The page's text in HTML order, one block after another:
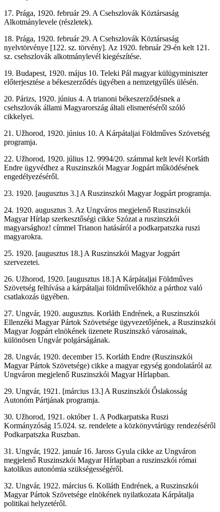
17. Prága, 1920. február 29. A Csehszlovák Köztársaság
Alkotmánylevele (részletek).
18. Prága, 1920. február 29. A Csehszlovák Köztársaság
nyelvtörvénye [122. sz. törvény]. Az 1920. február 29-én kelt 121.
sz. csehszlovák alkotmánylevél kiegészítése.
19. Budapest, 1920. május 10. Teleki Pál magyar külügyminiszter
előterjesztése a békeszerződés ügyében a nemzetgyűlés ülésén.
20. Párizs, 1920. június 4. A trianoni békeszerződésnek a
csehszlovák állami Magyarország általi elismeréséről szóló
cikkelyei.
21. Užhorod, 1920. június 10. A Kárpátaljai Földműves Szövetség
programja.
22. Užhorod, 1920. július 12. 9994/20. számmal kelt levél Korláth
Endre ügyvédhez a Ruszinszkói Magyar Jogpárt működésének
engedélyezéséről.
23. 1920. [augusztus 3.] A Ruszinszkói Magyar Jogpárt programja.
24. 1920. augusztus 3. Az Ungváros megjelenő Ruszinszkói
Magyar Hírlap szerkesztőségi cikke Szózat a ruszinszkói
magyarsághoz! címmel Trianon hatásáról a podkarpatszka ruszi
magyarokra.
25. 1920. [augusztus 18.] A Ruszinszkói Magyar Jogpárt
szervezetei.
26. Užhorod, 1920. [augusztus 18.] A Kárpátaljai Földműves
Szövetség felhívása a kárpátaljai földművelőkhöz a párthoz való
csatlakozás ügyében.
27. Ungvár, 1920. augusztus. Korláth Endrének, a Ruszinszkói
Ellenzéki Magyar Pártok Szövetsége ügyvezetőjének, a Ruszinszkói
Magyar Jogpárt elnökének üzenete Ruszinszkó városainak,
különösen Ungvár polgárságának.
28. Ungvár, 1920. december 15. Korláth Endre (Ruszinszkói
Magyar Pártok Szövetsége) cikke a magyar egység gondolatáról az
Ungváron megjelenő Ruszinszkói Magyar Hírlapban.
29. Ungvár, 1921. [március 13.] A Ruszinszkói Őslakosság
Autonóm Pártjának programja.
30. Užhorod, 1921. október 1. A Podkarpatska Ruszi
Kormányzóság 15.024. sz. rendelete a közkönyvtárügy rendezéséről
Podkarpatszka Ruszban.
31. Ungvár, 1922. január 16. Jaross Gyula cikke az Ungváron
megjelenő Ruszinszkói Magyar Hírlapban a ruszinszkói római
katolikus autonómia szükségességéről.
32. Ungvár, 1922. március 6. Kolláth Endrének, a Ruszinszkói
Magyar Pártok Szövetsége elnökének nyilatkozata Kárpátalja
politikai helyzetéről.